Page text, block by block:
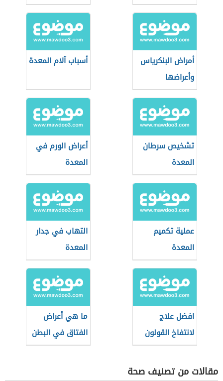
أمراض البنكرياس
وأعراضها
أسباب آلام المعدة
تشخيص سرطان
المعدة
أعراض الورم في
المعدة
عملية تكميم
المعدة
التهاب في جدار
المعدة
افضل علاج
لانتفاخ القولون
ما هي أعراض
الفتاق في البطن
مقالات من تصنيف صحة